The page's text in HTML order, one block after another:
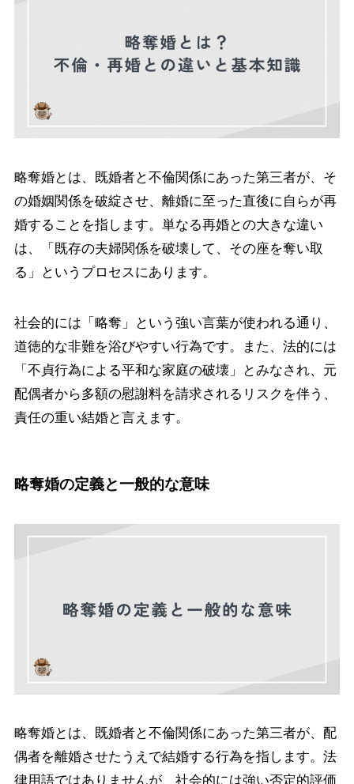
略奪婚とは、既婚者と不倫関係にあった第三者が、そ
の婚姻関係を破綻させ、離婚に至った直後に自らが再
婚することを指します。単なる再婚との大きな違い
は、「既存の夫婦関係を破壊して、その座を奪い取
る」というプロセスにあります。
社会的には「略奪」という強い言葉が使われる通り、
道徳的な非難を浴びやすい行為です。また、法的には
「不貞行為による平和な家庭の破壊」とみなされ、元
配偶者から多額の慰謝料を請求されるリスクを伴う、
責任の重い結婚と言えます。
略奪婚の定義と一般的な意味
略奪婚とは、既婚者と不倫関係にあった第三者が、配
偶者を離婚させたうえで結婚する行為を指します。法
律用語ではありませんが、社会的には強い否定的評価